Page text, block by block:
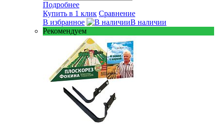
Подробнее
Купить в 1 клик Сравнение
В избранное
В наличии
Рекомендуем